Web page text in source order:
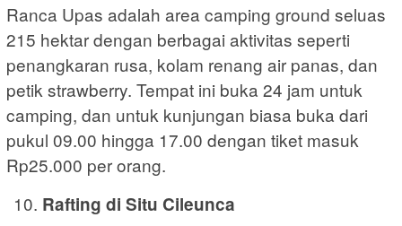
Ranca Upas adalah area camping ground seluas
215 hektar dengan berbagai aktivitas seperti
penangkaran rusa, kolam renang air panas, dan
petik strawberry. Tempat ini buka 24 jam untuk
camping, dan untuk kunjungan biasa buka dari
pukul 09.00 hingga 17.00 dengan tiket masuk
Rp25.000 per orang.
Rafting di Situ Cileunca